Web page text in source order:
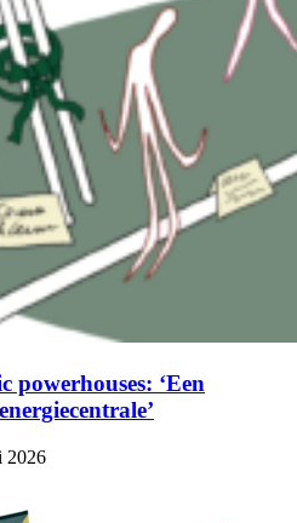
powerhouses: ‘Een
2026